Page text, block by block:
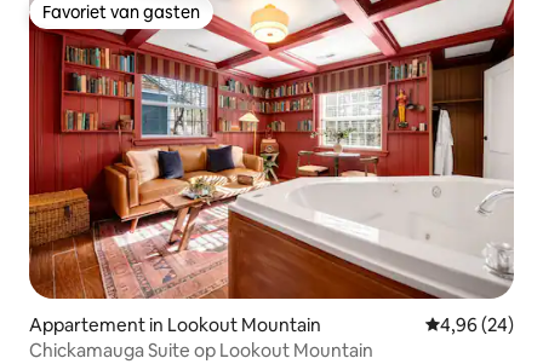
Favoriet van gasten
Favoriet van gasten
Appartement in Lookout Mountain Gemiddelde
4,96 (24)
Chickamauga Suite op Lookout Mountain